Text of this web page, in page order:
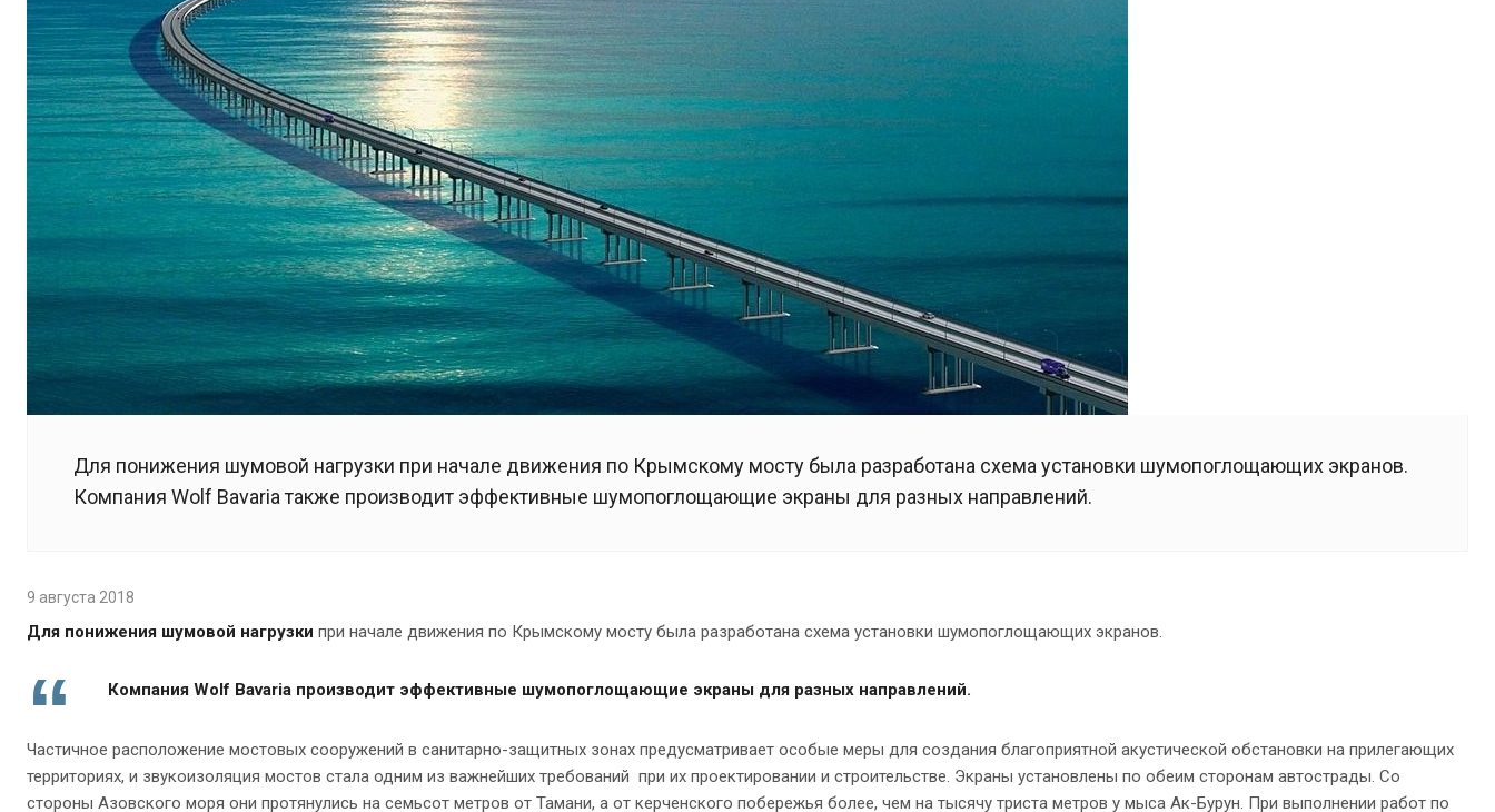
Для понижения шумовой нагрузки при начале движения по Крымскому мосту была разработана схема установки шумопоглощающих экранов.
Компания Wolf Bavaria также производит эффективные шумопоглощающие экраны для разных направлений.
9 августа 2018
Для понижения шумовой нагрузки при начале движения по Крымскому мосту была разработана схема установки шумопоглощающих экранов.
Компания Wolf Bavaria производит эффективные шумопоглощающие экраны для разных направлений.
Частичное расположение мостовых сооружений в санитарно-защитных зонах предусматривает особые меры для создания благоприятной акустической обстановки на прилегающих
территориях, и звукоизоляция мостов стала одним из важнейших требований при их проектировании и строительстве. Экраны установлены по обеим сторонам автострады. Со
стороны Азовского моря они протянулись на семьсот метров от Тамани, а от керченского побережья более, чем на тысячу триста метров у мыса Ак-Бурун. При выполнении работ по